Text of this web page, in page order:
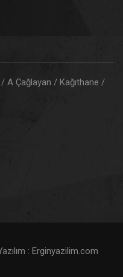
A Çağlayan / Kağıthane /
: Erginyazilim.com